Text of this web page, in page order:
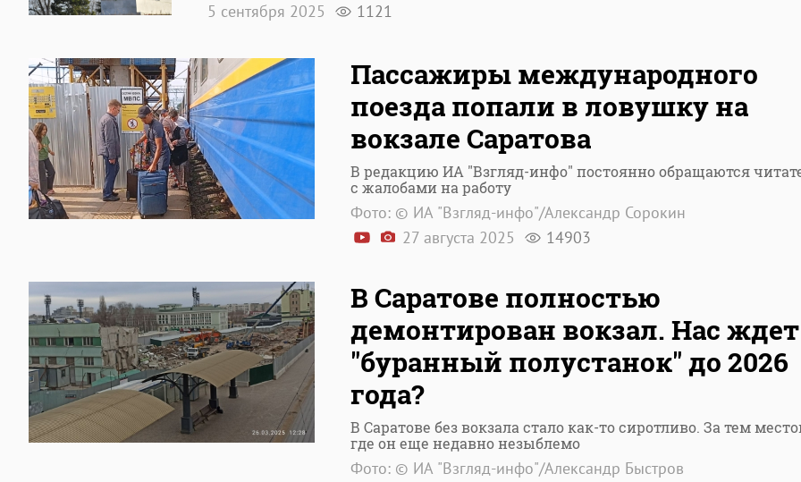
5 сентября 2025 1121
Пассажиры международного
поезда попали в ловушку на
вокзале Саратова
В редакцию ИА "Взгляд-инфо" постоянно обращаются
с жалобами на работу
Фото: © ИА "Взгляд-инфо"/Александр Сорокин
27 августа 2025
14903
В Саратове полностью
демонтирован вокзал. Нас ждет
"буранный полустанок" до 2026
года?
В Саратове без вокзала стало как-то сиротливо. За тем
где он еще недавно незыблемо
Фото: © ИА "Взгляд-инфо"/Александр Быстров